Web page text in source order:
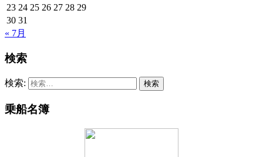
23 24 25 26 27 28 29
30 31
« 7月
検索
検索:
乗船名簿